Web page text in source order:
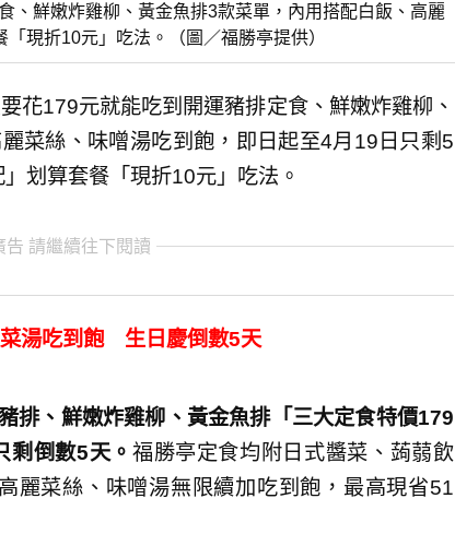
鮮嫩炸雞柳、黃金魚排3款菜單，內用搭配白飯、高麗
現折10元」吃法。（圖／福勝亭提供）
花179元就能吃到開運豬排定食、鮮嫩炸雞柳、
菜絲、味噌湯吃到飽，即日起至4月19日只剩5
划算套餐「現折10元」吃法。
告 請繼續往下閱讀
湯吃到飽 生日慶倒數5天
排、鮮嫩炸雞柳、黃金魚排「三大定食特價179
剩倒數5天。 福勝亭定食均附日式醬菜、蒟蒻飲
麗菜絲、味噌湯無限續加吃到飽，最高現省51